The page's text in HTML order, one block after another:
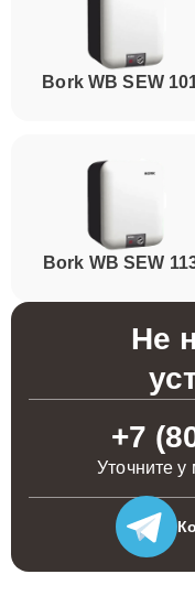
Bork WB SEW
Bork WB SEW
Не
+7
Уточните